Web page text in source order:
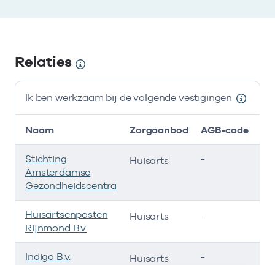
Relaties
Ik ben werkzaam bij de volgende vestigingen
Naam Zorgaanbod AGB-code
Stichting
Amsterdamse
Gezondheidscentra
Huisarts -
Huisartsenposten
Rijnmond B.v.
Huisarts -
Indigo B.v. Huisarts -